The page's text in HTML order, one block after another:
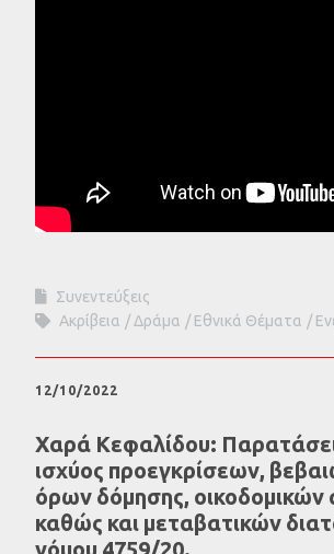
Συνεντεύξεις
Ακρίβεια
Δράμα Εθνικά Θέματα
12/10/2022
Χαρά Κεφαλίδου:
ισχύος προεγκρίσεων,
όρων δόμησης, οικοδομικών
καθώς και μεταβατικών
νόμου 4759/20.